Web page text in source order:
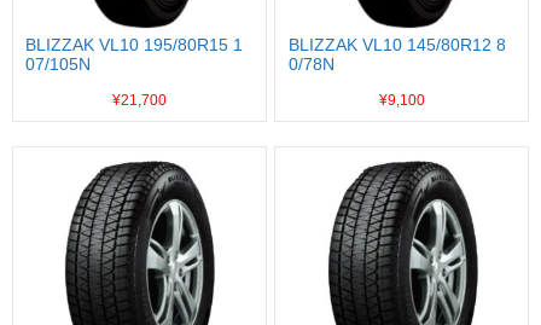
BLIZZAK VL10 195/80R15 1
07/105N
¥21,700
BLIZZAK VL10 145/80R12 8
0/78N
¥9,100